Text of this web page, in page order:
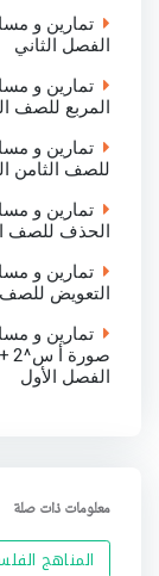
تمارين و
الفصل الثاني
تمارين و
المربع للصف
تمارين و
للصف الثامن
تمارين و
الحذف للصف
تمارين و
التعويض للصف
تمارين و
الفصل الأول
معلومات ذات صلة
المناهج